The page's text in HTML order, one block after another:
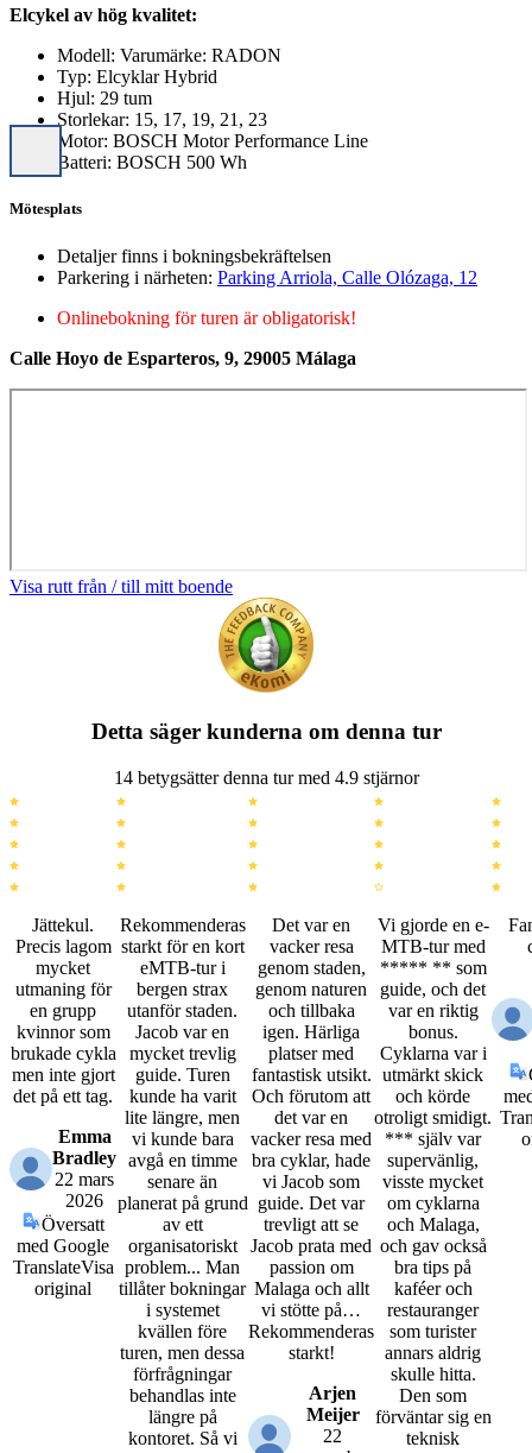
Elcykel av hög kvalitet:
Modell: Varumärke: RADON
Typ: Elcyklar Hybrid
Hjul: 29 tum
Storlekar: 15, 17, 19, 21, 23
Motor: BOSCH Motor Performance Line
Batteri: BOSCH 500 Wh
Mötesplats
Detaljer finns i bokningsbekräftelsen
Parkering i närheten: Parking Arriola, Calle Olózaga, 12
Onlinebokning för turen är obligatorisk!
Calle Hoyo de Esparteros, 9, 29005 Málaga
Visa rutt från / till mitt boende
Detta säger kunderna om denna tur
14 betygsätter denna tur med 4.9 stjärnor
Jättekul.
Precis lagom
mycket
utmaning för
en grupp
kvinnor som
brukade cykla
men inte gjort
det på ett tag.
Emma
Bradley
22 mars
2026
Översatt
med Google
TranslateVisa
original
Rekommenderas
starkt för en kort
eMTB-tur i
bergen strax
utanför staden.
Jacob var en
mycket trevlig
guide. Turen
kunde ha varit
lite längre, men
vi kunde bara
avgå en timme
senare än
planerat på grund
av ett
organisatoriskt
problem... Man
tillåter bokningar
i systemet
kvällen före
turen, men dessa
förfrågningar
behandlas inte
längre på
kontoret. Så vi
Det var en
vacker resa
genom staden,
genom naturen
och tillbaka
igen. Härliga
platser med
fantastisk utsikt.
Och förutom att
det var en
vacker resa med
bra cyklar, hade
vi Jacob som
guide. Det var
trevligt att se
Jacob prata med
passion om
Malaga och allt
vi stötte på…
Rekommenderas
starkt!
Arjen
Meijer
22
Vi gjorde en e-
MTB-tur med
***** ** som
guide, och det
var en riktig
bonus.
Cyklarna var i
utmärkt skick
och körde
otroligt smidigt.
*** själv var
supervänlig,
visste mycket
om cyklarna
och Malaga,
och gav också
bra tips på
kaféer och
restauranger
som turister
annars aldrig
skulle hitta.
Den som
förväntar sig en
teknisk